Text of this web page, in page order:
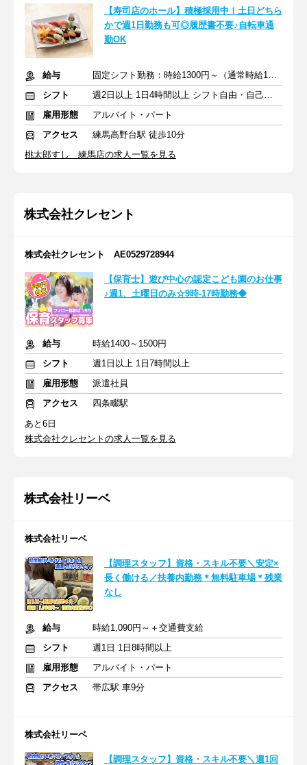
【寿司店のホール】積極採用中！土日どちら
かで週1日勤務も可◎履歴書不要♪自転車通
勤OK
給与
固定シフト勤務：時給1300円～（通常時給1250円～）＋交通費
シフト
週2日以上 1日4時間以上 シフト自由・自己申告
雇用形態
アルバイト・パート
アクセス
練馬高野台駅 徒歩10分
桃太郎すし 練馬店の求人一覧を見る
株式会社クレセント
株式会社クレセント AE0529728944
【保育士】遊び中心の認定こども園のお仕事
♪週1、土曜日のみ☆9時-17時勤務◆
給与
時給1400～1500円
シフト
週1日以上 1日7時間以上
雇用形態
派遣社員
アクセス
四条畷駅
あと6日
株式会社クレセントの求人一覧を見る
株式会社リーベ
株式会社リーベ
【調理スタッフ】資格・スキル不要＼安定×
長く働ける／扶養内勤務＊無料駐車場＊残業
なし
給与
時給1,090円～＋交通費支給
シフト
週1日 1日8時間以上
雇用形態
アルバイト・パート
アクセス
帯広駅 車9分
株式会社リーベ
【調理スタッフ】資格・スキル不要＼週1回